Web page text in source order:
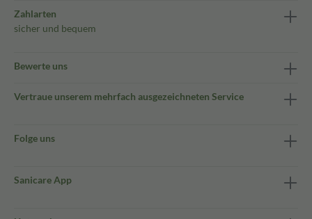
Zahlarten
sicher und bequem
Bewerte uns
Vertraue unserem mehrfach ausgezeichneten Service
Folge uns
Sanicare App